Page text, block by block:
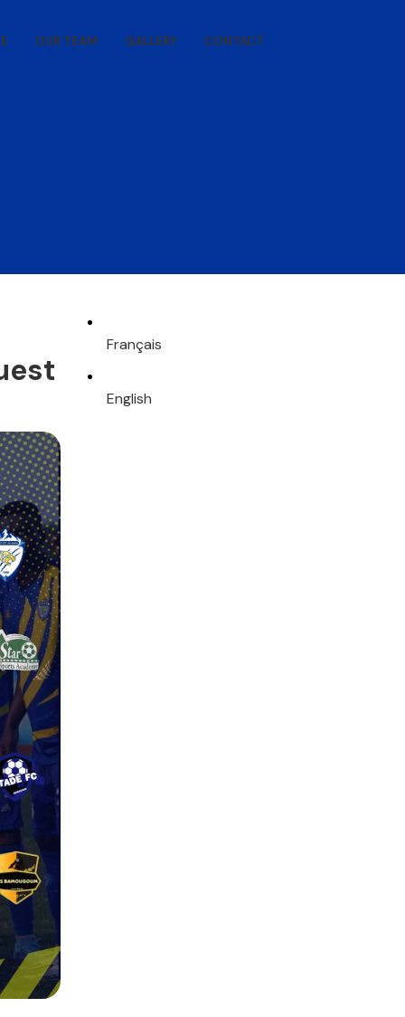
OUR TEAM GALLERY CONTACT
Français
English